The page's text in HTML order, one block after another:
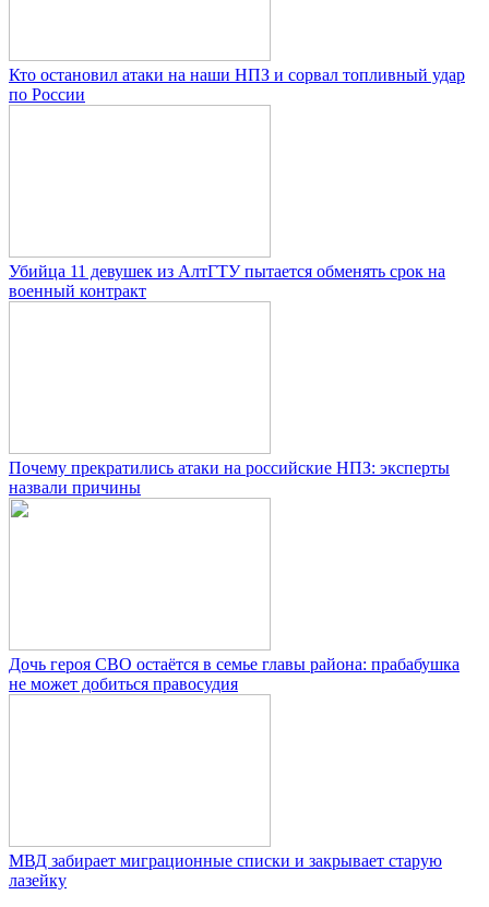
Кто остановил атаки на наши НПЗ и сорвал топливный удар
по России
Убийца 11 девушек из АлтГТУ пытается обменять срок на
военный контракт
Почему прекратились атаки на российские НПЗ: эксперты
назвали причины
Дочь героя СВО остаётся в семье главы района: прабабушка
не может добиться правосудия
МВД забирает миграционные списки и закрывает старую
лазейку